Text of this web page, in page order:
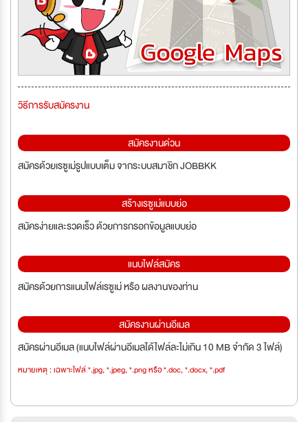
วิธีการรับสมัครงาน
สมัครงานด่วน
สมัครด้วยเรซูเม่รูปแบบเต็ม จากระบบสมาชิก JOBBKK
สร้างเรซูเม่แบบย่อ
สมัครง่ายและรวดเร็ว ด้วยการกรอกข้อมูลแบบย่อ
แนบไฟล์สมัคร
สมัครด้วยการแนบไฟล์เรซูเม่ หรือ ผลงานของท่าน
สมัครงานผ่านอีเมล
สมัครผ่านอีเมล (แนบไฟล์ผ่านอีเมลได้ไฟล์ละไม่เกิน 10 MB จำกัด 3 ไฟล์)
หมายเหตุ : เฉพาะไฟล์ *.jpg, *.jpeg, *.png หรือ *.doc, *.docx, *.pdf